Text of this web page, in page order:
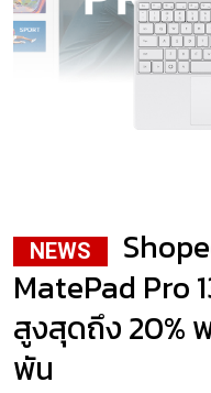
NEWS
MatePad Pro
สูงสุดถึง 20%
พัน